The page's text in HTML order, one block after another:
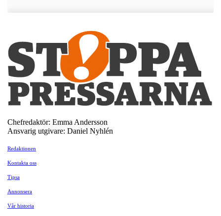
Chefredaktör: Emma Andersson
Ansvarig utgivare: Daniel Nyhlén
Redaktionen
Kontakta oss
Tipsa
Annonsera
Vår historia